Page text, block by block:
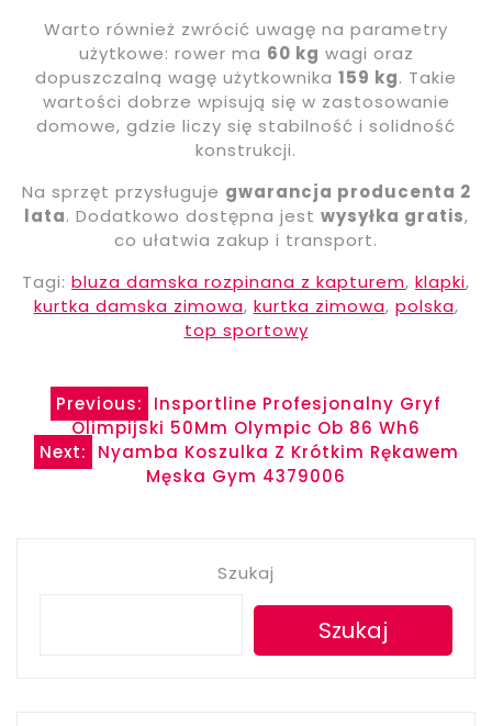
Warto również zwrócić uwagę na parametry
użytkowe: rower ma 60 kg wagi oraz
dopuszczalną wagę użytkownika 159 kg. Takie
wartości dobrze wpisują się w zastosowanie
domowe, gdzie liczy się stabilność i solidność
konstrukcji.
Na sprzęt przysługuje gwarancja producenta 2
lata. Dodatkowo dostępna jest wysyłka gratis,
co ułatwia zakup i transport.
Tagi: bluza damska rozpinana z kapturem, klapki,
kurtka damska zimowa, kurtka zimowa, polska,
top sportowy
Nawigacja
wpisu
Previous:
Insportline Profesjonalny Gryf
Olimpijski 50Mm Olympic Ob 86 Wh6
Next:
Nyamba Koszulka Z Krótkim Rękawem
Męska Gym 4379006
Szukaj
Szukaj